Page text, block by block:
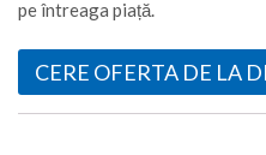
pe întreaga piață.
CERE OFERTA DE LA